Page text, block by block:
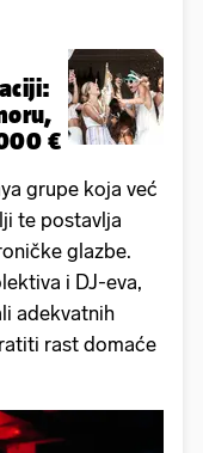
€
grupe koja već
te postavlja
glazbe.
i DJ-eva,
adekvatnih
rast domaće